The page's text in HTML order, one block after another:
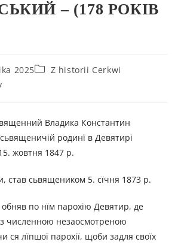
– (178 РОКІВ
2025
Z historii Cerkwi
Владика Константин
родинї в Девятирі
жовтня 1847 р.
став сьвящеником 5. сїчня 1873 р.
по нїм парохію Девятир, де
численною незаосмотреною
ся лїпшої парохії, щоби задля своїх